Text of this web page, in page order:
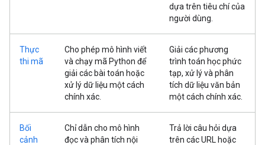
dựa trên tiêu chí của
người dùng.
Thực
thi mã
Cho phép mô hình viết
và chạy mã Python để
giải các bài toán hoặc
xử lý dữ liệu một cách
chính xác.
Giải các phương
trình toán học phức
tạp, xử lý và phân
tích dữ liệu văn bản
một cách chính xác.
Bối
cảnh
Chỉ dẫn cho mô hình
đọc và phân tích nội
Trả lời câu hỏi dựa
trên các URL hoặc